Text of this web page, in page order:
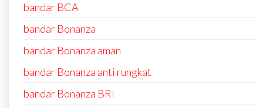
bandar BCA
bandar Bonanza
bandar Bonanza aman
bandar Bonanza anti rungkat
bandar Bonanza BRI